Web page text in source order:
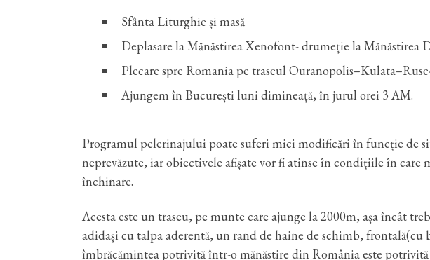
Sfânta Liturghie și masă
Deplasare la Mănăstirea Xenofont- drumeție la Mănăstirea
Plecare spre Romania pe traseul
Ajungem în București luni dimineață, în jurul orei 3 AM.
Programul pelerinajului poate suferi mici modificări în funcție de
neprevăzute, iar obiectivele afișate vor fi atinse în condițiile în care
închinare.
Acesta este un traseu, pe munte care ajunge la 2000m, așa încât
adidași cu talpa aderentă, un rand de haine de schimb, frontală(cu
îmbrăcămintea potrivită într-o mănăstire din România este